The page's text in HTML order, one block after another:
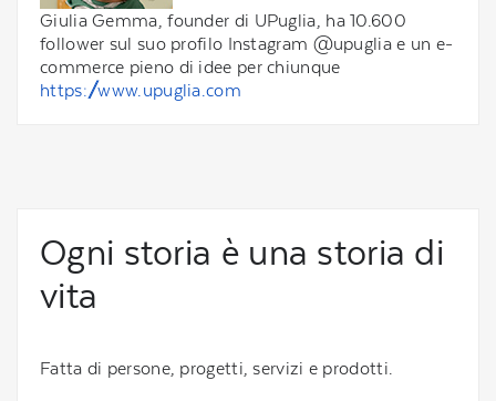
Giulia Gemma, founder di UPuglia, ha 10.600
follower sul suo profilo Instagram @upuglia e un e-
commerce pieno di idee per chiunque
https://www.upuglia.com
Ogni storia è una storia di
vita
Fatta di persone, progetti, servizi e prodotti.